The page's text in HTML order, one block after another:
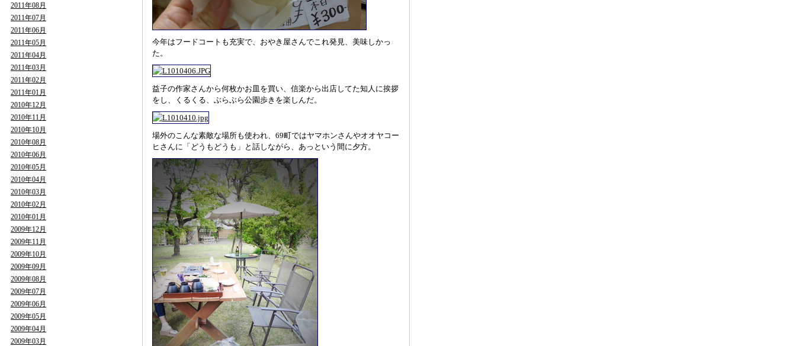
2011年08月
2011年07月
2011年06月
2011年05月
2011年04月
2011年03月
2011年02月
2011年01月
2010年12月
2010年11月
2010年10月
2010年08月
2010年06月
2010年05月
2010年04月
2010年03月
2010年02月
2010年01月
2009年12月
2009年11月
2009年10月
2009年09月
2009年08月
2009年07月
2009年06月
2009年05月
2009年04月
2009年03月
今年はフードコートも充実で、おやき屋さんでこれ発見、美味しかっ
た。
益子の作家さんから何枚かお皿を買い、信楽から出店してた知人に挨拶
をし、くるくる、ぶらぶら公園歩きを楽しんだ。
場外のこんな素敵な場所も使われ、69町ではヤマホンさんやオオヤコー
ヒさんに「どうもどうも」と話しながら、あっという間に夕方。